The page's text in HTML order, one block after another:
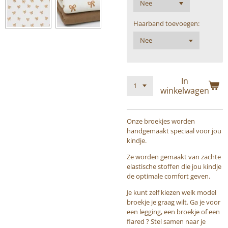
Haarband toevoegen:
In
winkelwagen
Onze broekjes worden
handgemaakt speciaal voor jou
kindje.
Ze worden gemaakt van zachte
elastische stoffen die jou kindje
de optimale comfort geven.
Je kunt zelf kiezen welk model
broekje je graag wilt. Ga je voor
een legging, een broekje of een
flared ? Stel samen naar je